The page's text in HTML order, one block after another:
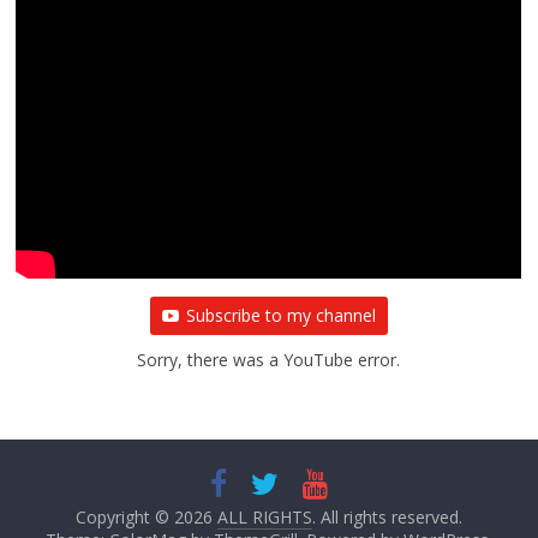
Subscribe to my channel
Sorry, there was a YouTube error.
Copyright © 2026 ALL RIGHTS. All rights reserved.